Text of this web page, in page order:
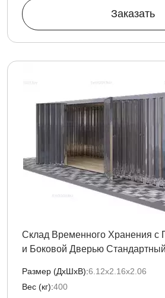
Заказать
Склад Временного Хранения с
и Боковой Дверью
Размер (ДxШxВ):6.12х2.16х2.06
Вес (кг):400